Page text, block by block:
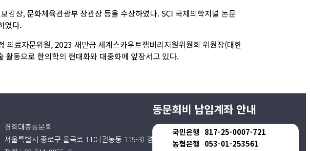
상, 문화체육관광부 장관상 등을 수상하였다. SCI 국제의학저널 논문
였다.
의료자문위원, 2023 새만금 세계스카우트잼버리지원위원회 위원장(대한
동으로 한의학의 현대화와 대중화에 앞장서고 있다.
경희대총동문회
서울특별시 종로구 율곡로 110 (권농동 115-3) 경희대학교동문회관 4층
동문회비 납입계좌 안내
국민은행 817-25-0007-721
농협은행 053-01-253561